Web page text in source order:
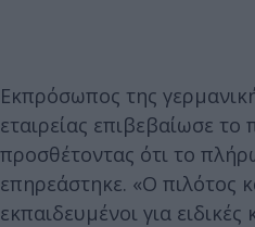
Εκπρόσωπος της
εταιρείας επιβεβαίωσε το
προσθέτοντας ότι το
επηρεάστηκε. «Ο πιλότος
εκπαιδευμένοι για